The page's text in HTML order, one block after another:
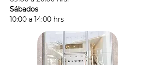
necesarias para no sobre estimular
el folículo piloso.
- Debes venir rasurad@ (idealmente
desde el día anterior), sin
desodorante, cremas, ni perfumes
Sábados
10:00 a 14:00 hrs